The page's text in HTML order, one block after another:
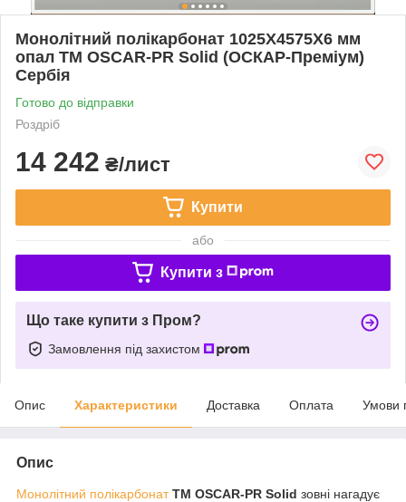
Монолітний полікарбонат 1025Х4575Х6 мм
опал TM OSCAR-PR Solid (ОСКАР-Преміум)
Сербія
Готово до відправки
Роздріб
14 242 ₴/лист
Купити
або
Купити з
Що таке купити з Пром?
Замовлення під захистом
Опис Характеристики Доставка Оплата Умови
Опис
Монолітний полікарбонат ТМ OSCAR-PR Solid зовні нагадує